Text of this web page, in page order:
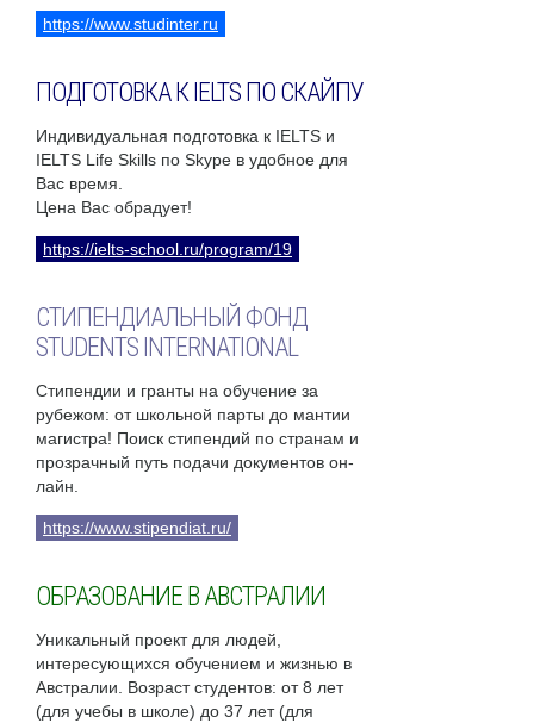
https://www.studinter.ru
ПОДГОТОВКА К IELTS ПО СКАЙПУ
Индивидуальная подготовка к IELTS и
IELTS Life Skills по Skype в удобное для
Вас время.
Цена Вас обрадует!
https://ielts-school.ru/program/19
СТИПЕНДИАЛЬНЫЙ ФОНД
STUDENTS INTERNATIONAL
Стипендии и гранты на обучение за
рубежом: от школьной парты до мантии
магистра! Поиск стипендий по странам и
прозрачный путь подачи документов он-
лайн.
https://www.stipendiat.ru/
ОБРАЗОВАНИЕ В АВСТРАЛИИ
Уникальный проект для людей,
интересующихся обучением и жизнью в
Австралии. Возраст студентов: от 8 лет
(для учебы в школе) до 37 лет (для